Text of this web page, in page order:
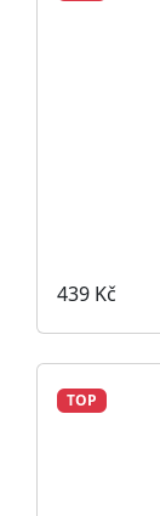
439 Kč
TOP